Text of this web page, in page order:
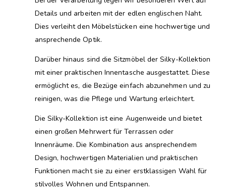
Details und arbeiten mit der edlen englischen Naht.
Dies verleiht den Möbelstücken eine hochwertige und
ansprechende Optik.
Darüber hinaus sind die Sitzmöbel der Silky-Kollektion
mit einer praktischen Innentasche ausgestattet. Diese
ermöglicht es, die Bezüge einfach abzunehmen und zu
reinigen, was die Pflege und Wartung erleichtert.
Die Silky-Kollektion ist eine Augenweide und bietet
einen großen Mehrwert für Terrassen oder
Innenräume. Die Kombination aus ansprechendem
Design, hochwertigen Materialien und praktischen
Funktionen macht sie zu einer erstklassigen Wahl für
stilvolles Wohnen und Entspannen.